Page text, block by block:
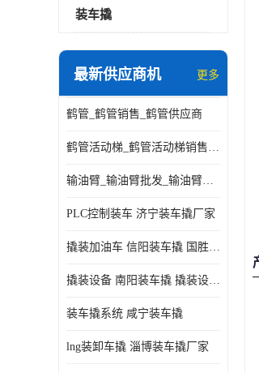
装车撬
最新供应商机 更多
鹤管_鹤管销售_鹤管供应商
鹤管活动梯_鹤管活动梯销售_鹤管活动梯供应商
输油臂_输油臂批发_输油臂厂家
PLC控制装车 济宁装车撬厂家
撬装加油车 信阳装车撬 国胜装备
撬装设备 南阳装车撬 撬装设备 定量控制
装车撬系统 咸宁装车撬
lng装卸车撬 淄博装车撬厂家